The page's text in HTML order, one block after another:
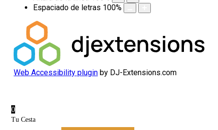
Espaciado de letras 100%
Web Accessibility plugin by DJ-Extensions.com
0
Tu Cesta